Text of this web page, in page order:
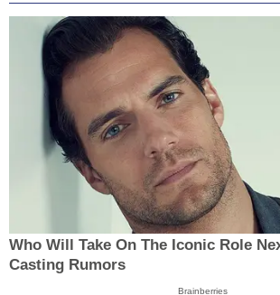
Who Will Take On The Iconic Role
Casting Rumors
Brainberries